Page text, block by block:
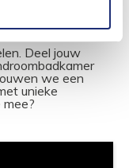
Deel jouw
we een
unieke